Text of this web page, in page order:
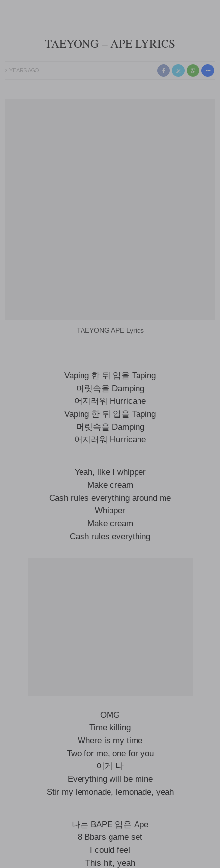
TAEYONG – APE LYRICS
2 YEARS AGO
TAEYONG APE Lyrics
Vaping 한 뒤 입을 Taping
머릿속을 Damping
어지러워 Hurricane
Vaping 한 뒤 입을 Taping
머릿속을 Damping
어지러워 Hurricane
Yeah, like I whipper
Make cream
Cash rules everything around me
Whipper
Make cream
Cash rules everything
OMG
Time killing
Where is my time
Two for me, one for you
이게 나
Everything will be mine
Stir my lemonade, lemonade, yeah
나는 BAPE 입은 Ape
8 Bbars game set
I could feel
This hit, yeah